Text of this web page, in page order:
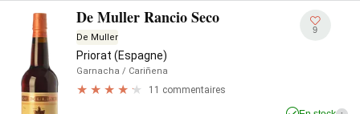
De Muller Rancio Seco
De Muller
Priorat (Espagne)
Garnacha / Cariñena
11 commentaires
9